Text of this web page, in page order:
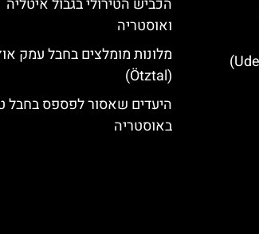
מלונות מומלצים באודרנס (Uderns)
ואוסטריה
מלונות מומלצים בחבל עמק
(Ötztal)
היעדים שאסור לפספס בחבל
באוסטריה